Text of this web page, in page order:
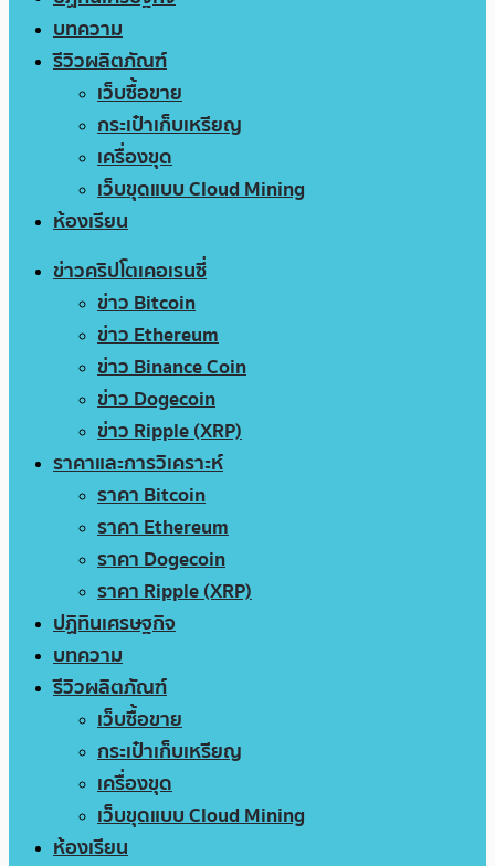
บทความ
รีวิวผลิตภัณฑ์
เว็บซื้อขาย
กระเป๋าเก็บเหรียญ
เครื่องขุด
เว็บขุดแบบ Cloud Mining
ห้องเรียน
ข่าวคริปโตเคอเรนซี่
ข่าว Bitcoin
ข่าว Ethereum
ข่าว Binance Coin
ข่าว Dogecoin
ข่าว Ripple (XRP)
ราคาและการวิเคราะห์
ราคา Bitcoin
ราคา Ethereum
ราคา Dogecoin
ราคา Ripple (XRP)
ปฏิทินเศรษฐกิจ
บทความ
รีวิวผลิตภัณฑ์
เว็บซื้อขาย
กระเป๋าเก็บเหรียญ
เครื่องขุด
เว็บขุดแบบ Cloud Mining
ห้องเรียน